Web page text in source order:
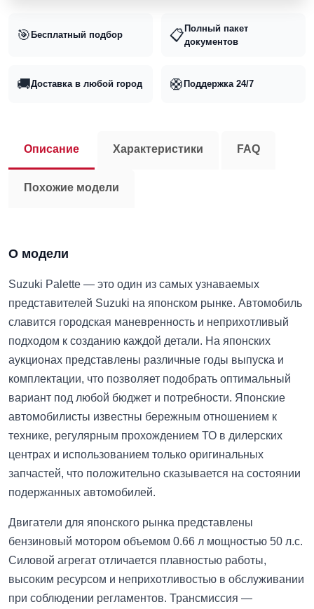
🎯 Бесплатный подбор 📋 Полный пакет
документов
🚚Доставка в любой город 🛟 Поддержка 24/7
Описание Характеристики FAQ
Похожие модели
О модели
Suzuki Palette — это один из самых узнаваемых
представителей Suzuki на японском рынке. Автомобиль
славится городская маневренность и неприхотливый
подходом к созданию каждой детали. На японских
аукционах представлены различные годы выпуска и
комплектации, что позволяет подобрать оптимальный
вариант под любой бюджет и потребности. Японские
автомобилисты известны бережным отношением к
технике, регулярным прохождением ТО в дилерских
центрах и использованием только оригинальных
запчастей, что положительно сказывается на состоянии
подержанных автомобилей.
Двигатели для японского рынка представлены
бензиновый мотором объемом 0.66 л мощностью 50 л.с.
Силовой агрегат отличается плавностью работы,
высоким ресурсом и неприхотливостью в обслуживании
при соблюдении регламентов. Трансмиссия —